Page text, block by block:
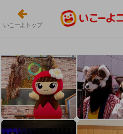
いこーよトップ